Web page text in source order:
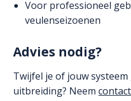
Voor professioneel
veulenseizoenen
Advies nodig?
Twijfel je of jouw
uitbreiding? Neemcontact